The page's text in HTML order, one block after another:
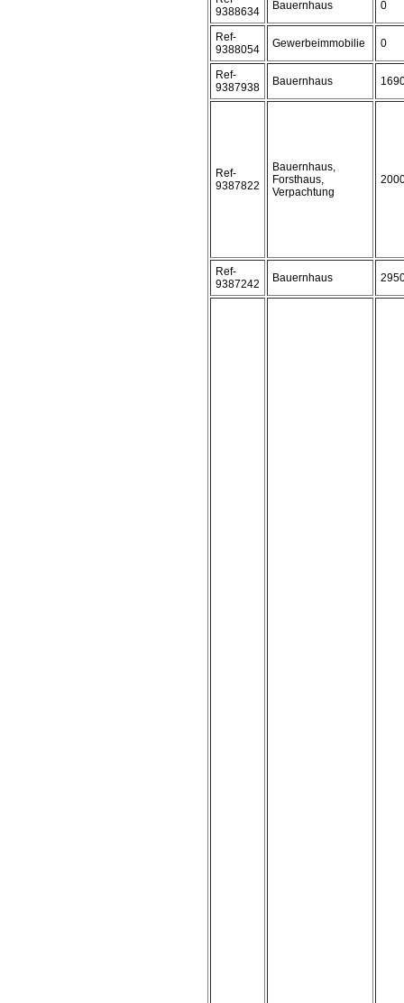
9388634
Bauernhaus 0
Ref-
9388054
Gewerbeimmobilie 0
Ref-
9387938
Bauernhaus
Ref-
9387822
Bauernhaus,
Forsthaus,
Verpachtung
Ref-
9387242
Bauernhaus